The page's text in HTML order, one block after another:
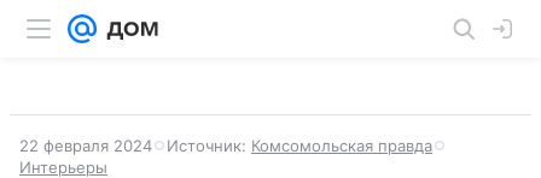
22 февраля 2024 Источник: Комсомольская правда
Интерьеры